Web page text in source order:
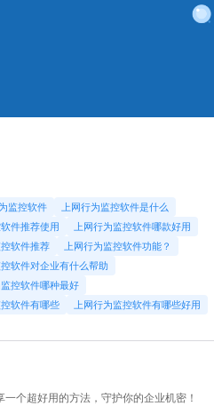
监控软件
上网行为监控软件是什么
件推荐使用
上网行为监控软件哪款好用
软件推荐
上网行为监控软件功能？
软件对企业有什么帮助
控软件哪种最好
软件有哪些 上网行为监控软件有哪些好用
个超好用的方法，守护你的企业机密！